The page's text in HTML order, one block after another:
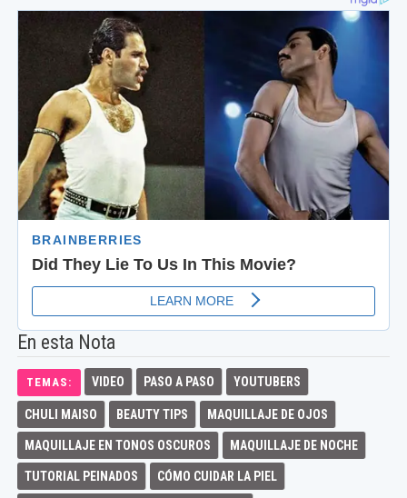
En esta Nota
TEMAS: VIDEO PASO A PASO YOUTUBERS
CHULI MAISO BEAUTY TIPS MAQUILLAJE DE OJOS
MAQUILLAJE EN TONOS OSCUROS MAQUILLAJE DE NOCHE
TUTORIAL PEINADOS CÓMO CUIDAR LA PIEL